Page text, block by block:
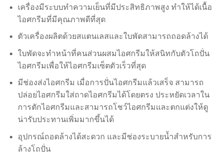
เครื่องมีระบบทำความเย็นที่มีประสิทธิภาพสูง ทำให้ได้เนื้อ
ไอศกรีมที่มีคุณภาพดีที่สุด
ตัวเครื่องผลิตด้วยสแตนเลสและใบพัดสามารถถอดล้างได้
ใบพัดจะทำหน้าที่คนส่วนผสมไอศกรีมให้สนิทกับตัวโถปั่น
ไอศกรีมเพื่อให้ไอศกรีมเซ็ตตัวเร็วที่สุด
มีช่องส่งไอศกรีม เมื่อการปั่นไอศกรีมแล้วเสร็จ สามารถ
ปล่อยไอศกรีมใส่ถาดไอศกรีมได้โดยตรง ประหยัดเวลาใน
การตักไอศกรีมและสามารถโชว์ไอศกรีมและตกแต่งให้ดู
น่ารับประทานเพิ่มมากขึ้นได้
อุปกรณ์ถอดล้างได้สะดวก และมีช่องระบายน้ำสำหรับการ
ล้างโถปั่น